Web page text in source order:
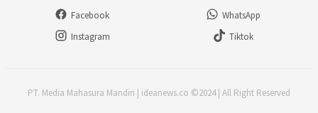
Facebook
WhatsApp
Instagram
Tiktok
PT. Media Mahasura Mandiri | ideanews.co ©2024 | All Right Reserved